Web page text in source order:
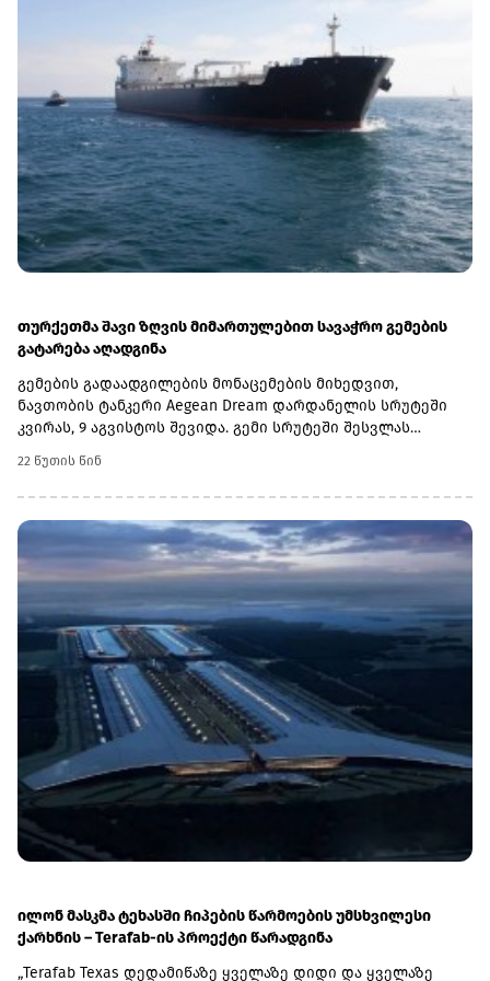
თურქეთმა შავი ზღვის მიმართულებით სავაჭრო გემების
გატარება აღადგინა
გემების გადაადგილების მონაცემების მიხედვით,
ნავთობის ტანკერი Aegean Dream დარდანელის სრუტეში
კვირას, 9 აგვისტოს შევიდა. გემი სრუტეში შესვლას
დანიშნულების ადგილი ნოვოროსიისკში კასპიის
მილსადენის კონსორციუმის (CPC) ტერმინალია.კვირა
დილით სრუტე გაიარა ასევე კონტეინერმზიდმა Mehmet
Kahveci A-მ, რომელიც ასევე ნოვოროსიისკისკენ
მიემართებოდა.მანამდე თურქეთის სანაპირო
უსაფრთხოების გენერალური სამმართველო უკრაინისა და
რუსეთის პორტებისკენ მიმავალ გემებს ატყობინებდა, რომ
სატრანზიტო ნებართვების გაცემა დროებით შეჩერებული
იყო.სრუტეებით მოძრაობის აღდგენა მნიშვნელოვანია
შავი ზღვის სავაჭრო და ენერგეტიკული ლოგისტიკისთვის,
მათ შორის ნოვოროსიისკის მიმართულებით, სადაც
კასპიის მილსადენის კონსორციუმის ტერმინალი
მდებარეობს. სწორედ ამ მილსადენით ხორციელდება
ყაზახური ნავთობის დიდი ნაწილის ექსპორტი
საერთაშორისო ბაზრებზე.
22 წუთის წინ
ილონ მასკმა ტეხასში ჩიპების წარმოების უმსხვილესი
ქარხნის – Terafab-ის პროექტი წარადგინა
„Terafab Texas დედამიწაზე ყველაზე დიდი და ყველაზე